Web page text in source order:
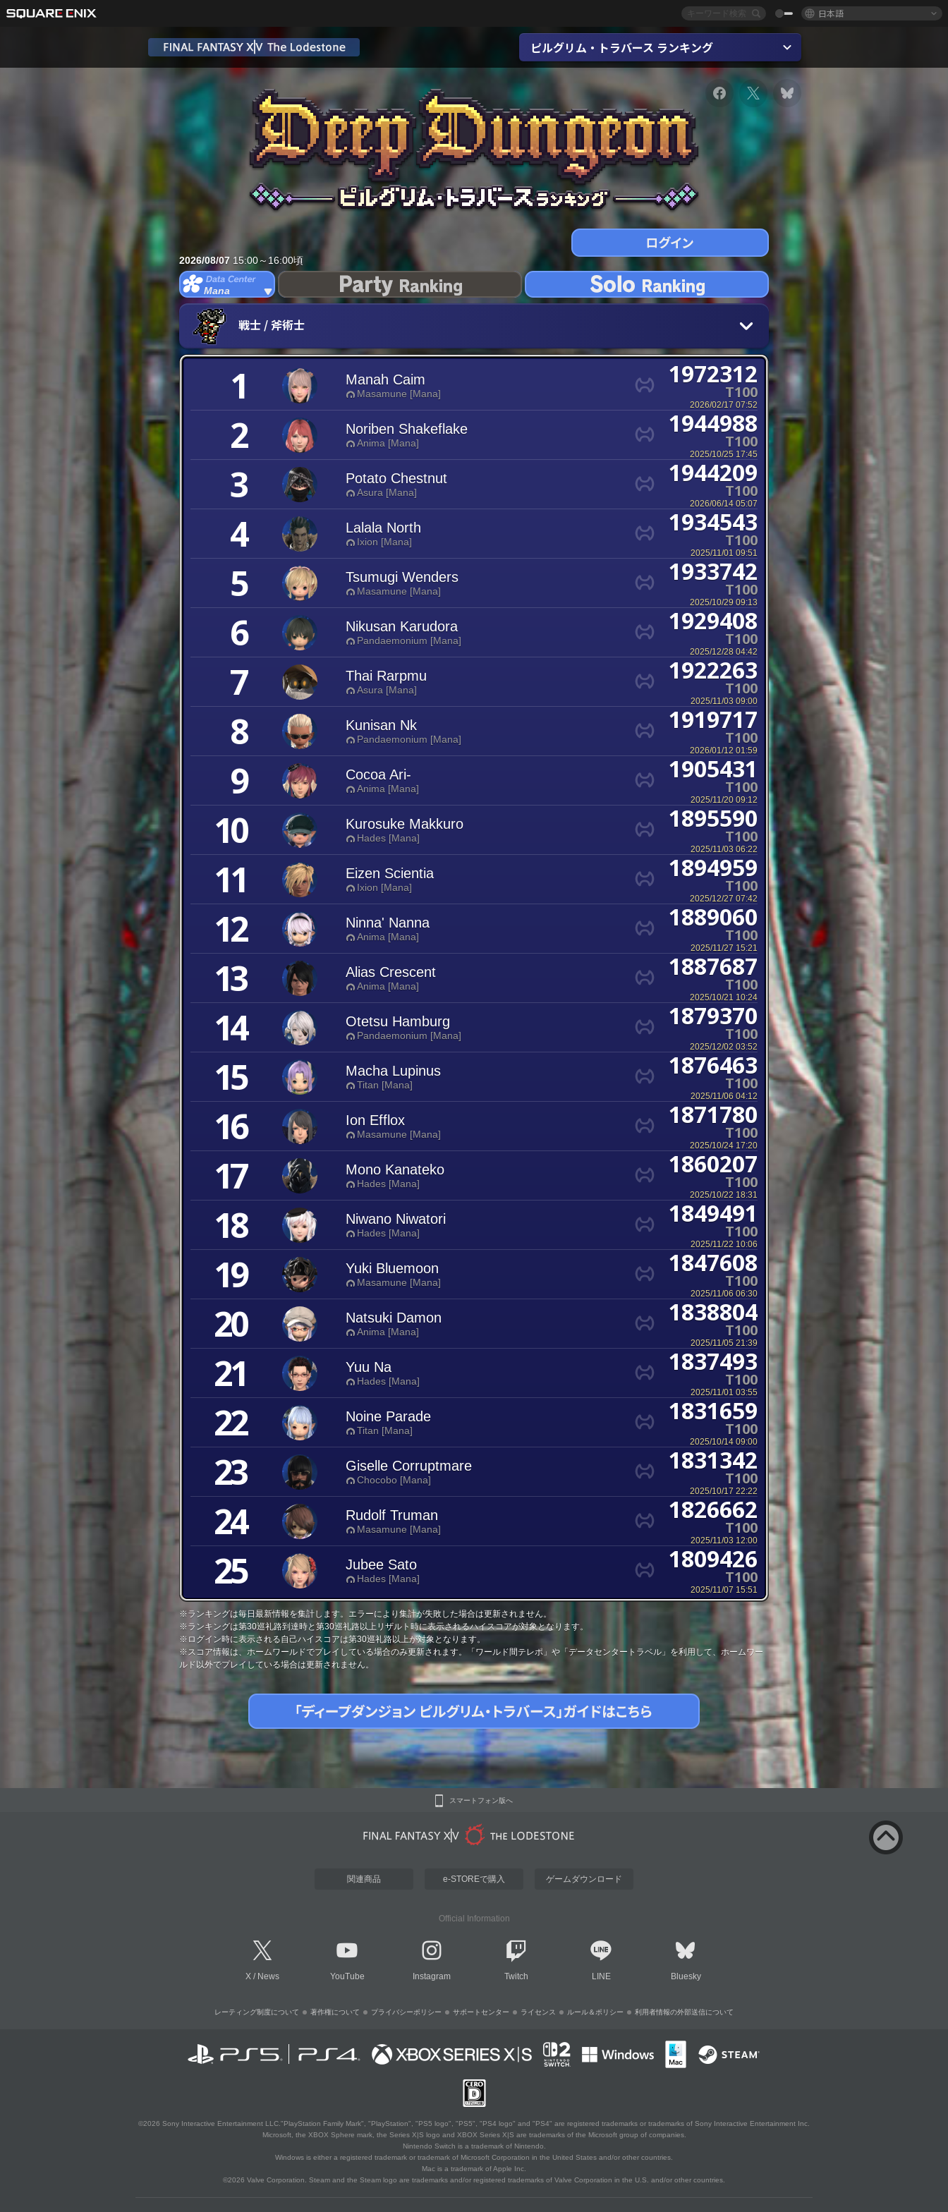
日本語
ピルグリム・トラバース ランキング
2026/08/07 15:00～16:00頃
Mana
戦士 / 斧術士
1 Manah Caim
Masamune [Mana]
1972312
T100
2026/02/17 07:52
2 Noriben Shakeflake
Anima [Mana]
1944988
T100
2025/10/25 17:45
3 Potato Chestnut
Asura [Mana]
1944209
T100
2026/06/14 05:07
4 Lalala North
Ixion [Mana]
1934543
T100
2025/11/01 09:51
5 Tsumugi Wenders
Masamune [Mana]
1933742
T100
2025/10/29 09:13
6 Nikusan Karudora
Pandaemonium [Mana]
1929408
T100
2025/12/28 04:42
7 Thai Rarpmu
Asura [Mana]
1922263
T100
2025/11/03 09:00
8 Kunisan Nk
Pandaemonium [Mana]
1919717
T100
2026/01/12 01:59
9 Cocoa Ari-
Anima [Mana]
1905431
T100
2025/11/20 09:12
10 Kurosuke Makkuro
Hades [Mana]
1895590
T100
2025/11/03 06:22
11 Eizen Scientia
Ixion [Mana]
1894959
T100
2025/12/27 07:42
12 Ninna' Nanna
Anima [Mana]
1889060
T100
2025/11/27 15:21
13 Alias Crescent
Anima [Mana]
1887687
T100
2025/10/21 10:24
14 Otetsu Hamburg
Pandaemonium [Mana]
1879370
T100
2025/12/02 03:52
15 Macha Lupinus
Titan [Mana]
1876463
T100
2025/11/06 04:12
16 Ion Efflox
Masamune [Mana]
1871780
T100
2025/10/24 17:20
17 Mono Kanateko
Hades [Mana]
1860207
T100
2025/10/22 18:31
18 Niwano Niwatori
Hades [Mana]
1849491
T100
2025/11/22 10:06
19 Yuki Bluemoon
Masamune [Mana]
1847608
T100
2025/11/06 06:30
20 Natsuki Damon
Anima [Mana]
1838804
T100
2025/11/05 21:39
21 Yuu Na
Hades [Mana]
1837493
T100
2025/11/01 03:55
22 Noine Parade
Titan [Mana]
1831659
T100
2025/10/14 09:00
23 Giselle Corruptmare
Chocobo [Mana]
1831342
T100
2025/10/17 22:22
24 Rudolf Truman
Masamune [Mana]
1826662
T100
2025/11/03 12:00
25 Jubee Sato
Hades [Mana]
1809426
T100
2025/11/07 15:51
※ランキングは毎日最新情報を集計します。エラーにより集計が失敗した場合は更新されません。
※ランキングは第30巡礼路到達時と第30巡礼路以上リザルト時に表示されるハイスコアが対象となります。
※ログイン時に表示される自己ハイスコアは第30巡礼路以上が対象となります。
※スコア情報は、ホームワールドでプレイしている場合のみ更新されます。「ワールド間テレポ」や「データセンタートラベル」を利用して、ホームワー
ルド以外でプレイしている場合は更新されません。
スマートフォン版へ
関連商品 e-STOREで購入 ゲームダウンロード
Official Information
X / News YouTube Instagram Twitch LINE Bluesky
レーティング制度について 著作権について プライバシーポリシー サポートセンター ライセンス ルール＆ポリシー 利用者情報の外部送信について
©2026 Sony Interactive Entertainment LLC."PlayStation Family Mark", "PlayStation", "PS5 logo", "PS5", "PS4 logo" and "PS4" are registered trademarks or trademarks of Sony Interactive Entertainment Inc.
Microsoft, the XBOX Sphere mark, the Series X|S logo and XBOX Series X|S are trademarks of the Microsoft group of companies.
Nintendo Switch is a trademark of Nintendo.
Windows is either a registered trademark or trademark of Microsoft Corporation in the United States and/or other countries.
Mac is a trademark of Apple Inc.
©2026 Valve Corporation. Steam and the Steam logo are trademarks and/or registered trademarks of Valve Corporation in the U.S. and/or other countries.